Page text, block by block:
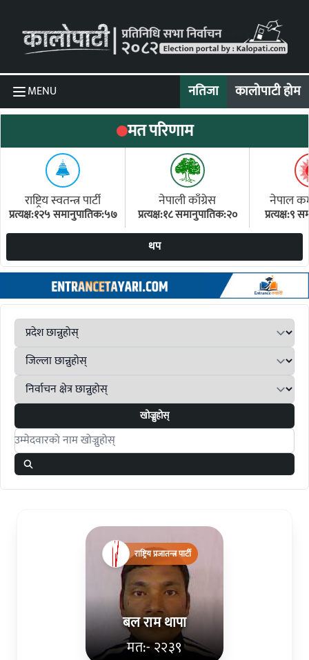
MENU नतिजा कालोपाटी होम
मत परिणाम
राष्ट्रिय स्वतन्त्र पार्टी
प्रत्यक्ष:१२५ समानुपातिक:५७
नेपाली काँग्रेस
प्रत्यक्ष:१८ समानुपातिक:२०
नेपाल
प्रत्यक्ष:९
थप
खोज्नुहोस्
Search candidates
बल राम थापा
मत:- २२३९
राष्ट्रिय प्रजातन्त्र पार्टी